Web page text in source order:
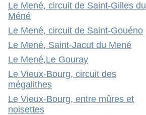
Le Mené, circuit de Saint-Gilles du
Méné
Le Mené, circuit de Saint-Gouéno
Le Mené, Saint-Jacut du Mené
Le Mené,Le Gouray
Le Vieux-Bourg, circuit des
mégalithes
Le Vieux-Bourg, entre mûres et
noisettes